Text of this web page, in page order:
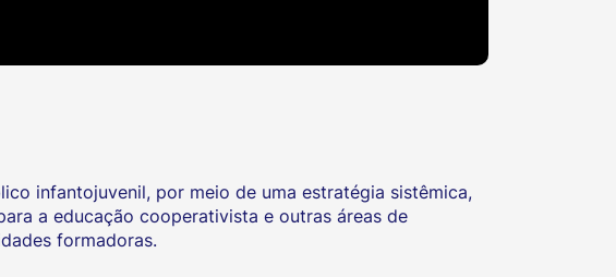
infantojuvenil, por meio de uma estratégia sistêmica,
a educação cooperativista e outras áreas de
formadoras.